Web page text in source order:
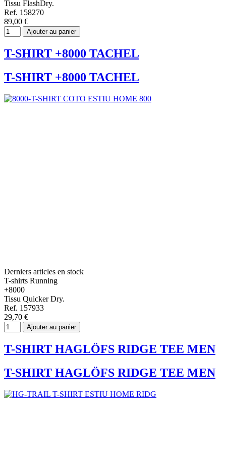
Tissu FlashDry.
Ref. 158270
89,00 €
Ajouter au panier
T-SHIRT +8000 TACHEL
T-SHIRT +8000 TACHEL
Derniers articles en stock
T-shirts Running
+8000
Tissu Quicker Dry.
Ref. 157933
29,70 €
Ajouter au panier
T-SHIRT HAGLÖFS RIDGE TEE MEN
T-SHIRT HAGLÖFS RIDGE TEE MEN